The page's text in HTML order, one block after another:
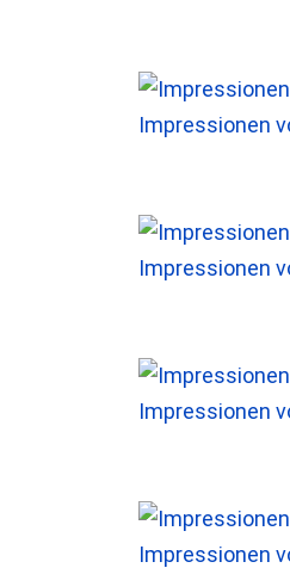
Impressionen
Impressionen
Impressionen
Impressionen